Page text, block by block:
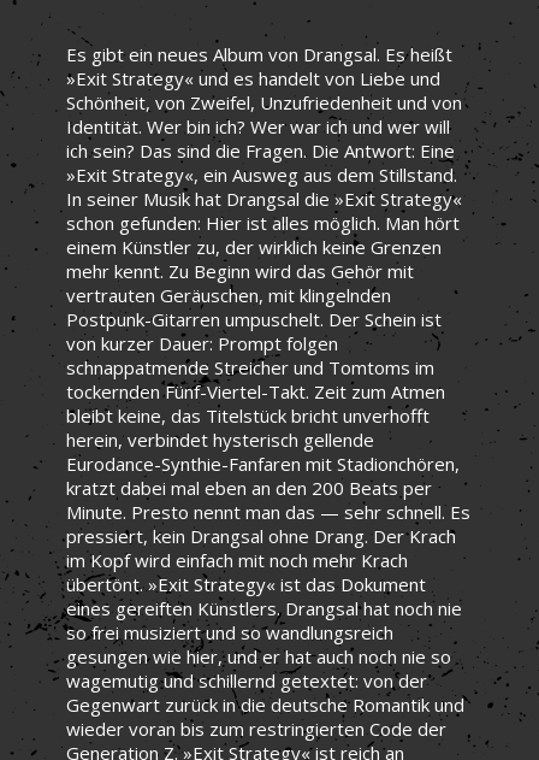
Es gibt ein neues Album von Drangsal. Es heißt
»Exit Strategy« und es handelt von Liebe und
Schönheit, von Zweifel, Unzufriedenheit und von
Identität. Wer bin ich? Wer war ich und wer will
ich sein? Das sind die Fragen. Die Antwort: Eine
»Exit Strategy«, ein Ausweg aus dem Stillstand.
In seiner Musik hat Drangsal die »Exit Strategy«
schon gefunden: Hier ist alles möglich. Man hört
einem Künstler zu, der wirklich keine Grenzen
mehr kennt. Zu Beginn wird das Gehör mit
vertrauten Geräuschen, mit klingelnden
Postpunk-Gitarren umpuschelt. Der Schein ist
von kurzer Dauer: Prompt folgen
schnappatmende Streicher und Tomtoms im
tockernden Fünf-Viertel-Takt. Zeit zum Atmen
bleibt keine, das Titelstück bricht unverhofft
herein, verbindet hysterisch gellende
Eurodance-Synthie-Fanfaren mit Stadionchören,
kratzt dabei mal eben an den 200 Beats per
Minute. Presto nennt man das — sehr schnell. Es
pressiert, kein Drangsal ohne Drang. Der Krach
im Kopf wird einfach mit noch mehr Krach
übertönt. »Exit Strategy« ist das Dokument
eines gereiften Künstlers. Drangsal hat noch nie
so frei musiziert und so wandlungsreich
gesungen wie hier, und er hat auch noch nie so
wagemutig und schillernd getextet: von der
Gegenwart zurück in die deutsche Romantik und
wieder voran bis zum restringierten Code der
Generation Z. »Exit Strategy« ist reich an